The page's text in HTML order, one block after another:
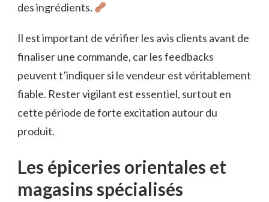
des ingrédients.
Il est important de vérifier les avis clients avant de
finaliser une commande, car les feedbacks
peuvent t’indiquer si le vendeur est véritablement
fiable. Rester vigilant est essentiel, surtout en
cette période de forte excitation autour du
produit.
Les épiceries orientales et
magasins spécialisés